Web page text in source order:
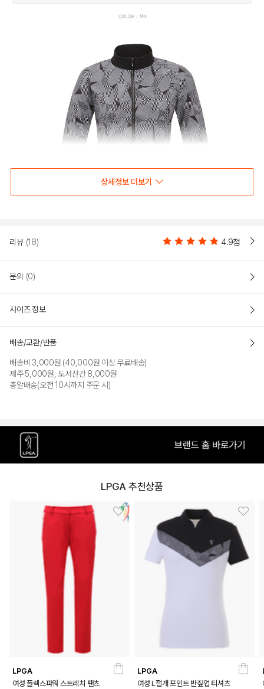
상세정보 더보기
리뷰 (18) 4.9점
문의 (0)
사이즈 정보
배송/교환/반품
배송비 3,000원 (40,000원 이상 무료배송)
제주 5,000원, 도서산간 8,000원
총알배송(오전 10시까지 주문 시)
LPGA 추천상품
LPGA
여성 플렉스파워 스트레치 팬츠
LPGA
여성 L절개 포인트 반짚업 티셔츠